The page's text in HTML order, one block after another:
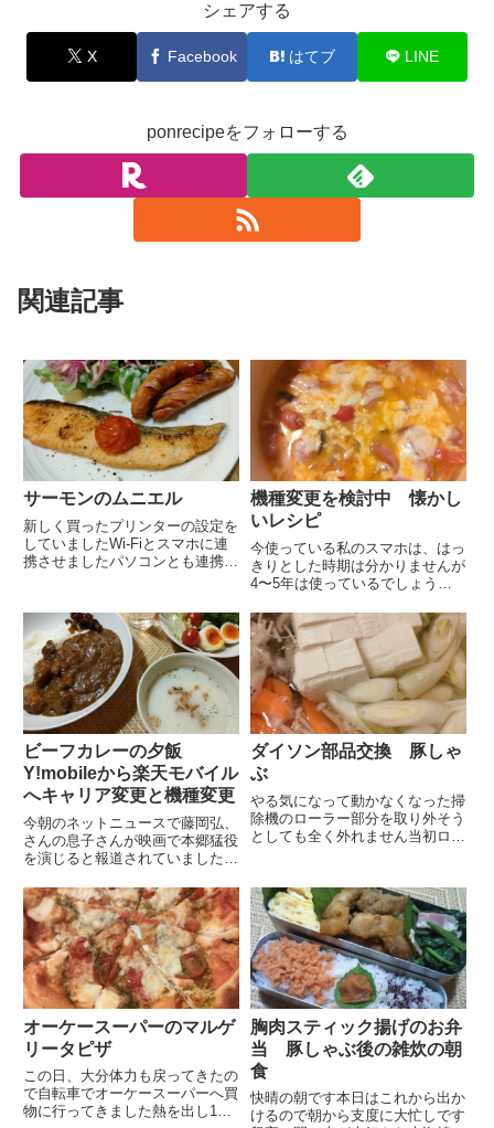
シェアする
X Facebook はてブ LINE
ponrecipeをフォローする
関連記事
サーモンのムニエル
新しく買ったプリンターの設定を
していましたWi-Fiとスマホに連
携させましたパソコンとも連携さ
出て返品作業中ですWi-Fiのルー
ターは大分前に買ったものなので
すパソコンの台数も増え...
機種変更を検討中 懐かし
いレシピ
今使っている私のスマホは、はっ
きりとした時期は分かりませんが
4〜5年は使っているでしょう
生の時の写真はこのスマホで撮影
したので5〜6年前かもしれませ
ん古いからか とにかく充電もた
ず日に何回も充電します出かける
時...
ビーフカレーの夕飯
Y!mobileから楽天モバイル
へキャリア変更と機種変更
今朝のネットニュースで藤岡弘、
さんの息子さんが映画で本郷猛役
を演じると報道されていました藤
ーを観ていた私としては慨深いも
のがありますお父様の仮面ライダ
ーがあまりにも有名でプレッシャ
ーもあるでしょうが頑張ってほ
し...
ダイソン部品交換 豚しゃ
ぶ
やる気になって動かなくなった掃
除機のローラー部分を取り外そう
としても全く外れません当初ロー
みると少しずつ回り始めました修
理の投稿を見ても配線が断線して
動かないというより芯の部品が
折...
オーケースーパーのマルゲ
リータピザ
この日、大分体力も戻ってきたの
で自転車でオーケースーパーへ買
物に行ってきました熱を出し1週
胸肉スティック揚げのお弁
当 豚しゃぶ後の雑炊の朝
食
快晴の朝です本日はこれから出か
けるので朝から支度に大忙しです